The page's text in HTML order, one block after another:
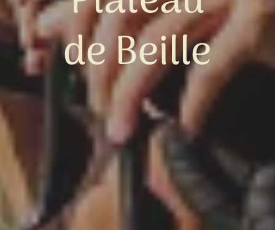
de Beille